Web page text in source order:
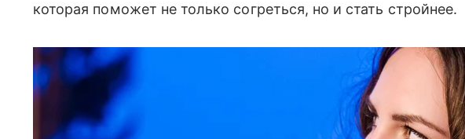
которая поможет не только согреться, но и стать стройнее.